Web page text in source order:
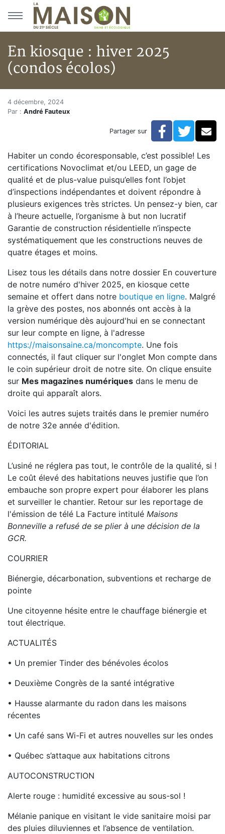
Aller au menu principal
Aller au contenu principal
En kiosque : hiver 2025
(condos écolos)
Accueil
Articles
En kiosque : hiver 2025 (condos écolos)
En kiosque : hiver 2025
4 décembre, 2024
Par : André Fauteux
Partager sur Facebook
Habiter un condo écoresponsable, c’est possible! Les
certifications Novoclimat et/ou LEED, un gage de
qualité et de plus-value puisqu’elles font l’objet
d’inspections indépendantes et doivent répondre à
plusieurs exigences très strictes. Un pensez-y bien, car
à l’heure actuelle, l’organisme à but non lucratif
Garantie de construction résidentielle n’inspecte
systématiquement que les constructions neuves de
quatre étages et moins.
Lisez tous les détails dans notre dossier En couverture
de notre numéro d'hiver 2025, en kiosque cette
semaine et offert dans notre boutique en ligne. Malgré
la grève des postes, nos abonnés ont accès à la
version numérique dès aujourd'hui en se connectant
sur leur compte en ligne, à l'adresse
https://maisonsaine.ca/moncompte. Une fois
connectés, il faut cliquer sur l'onglet Mon compte dans
le coin supérieur droit de notre site. On clique ensuite
sur Mes magazines numériques dans le menu de
droite qui apparaît alors.
Voici les autres sujets traités dans le premier numéro
de notre 32e année d'édition.
ÉDITORIAL
L’usiné ne réglera pas tout, le contrôle de la qualité, si !
Le coût élevé des habitations neuves justifie que l’on
embauche son propre expert pour élaborer les plans
et surveiller le chantier. Retour sur les reportage de
l'émission de télé La Facture intitulé Maisons
Bonneville a refusé de se plier à une décision de la
GCR.
COURRIER
Biénergie, décarbonation, subventions et recharge de
pointe
Une citoyenne hésite entre le chauffage biénergie et
tout électrique.
ACTUALITÉS
• Un premier Tinder des bénévoles écolos
• Deuxième Congrès de la santé intégrative
• Hausse alarmante du radon dans les maisons
récentes
• Un café sans Wi-Fi et autres nouvelles sur les ondes
• Québec s’attaque aux habitations citrons
AUTOCONSTRUCTION
Alerte rouge : humidité excessive au sous-sol !
Mélanie panique en visitant le vide sanitaire moisi par
des pluies diluviennes et l’absence de ventilation.